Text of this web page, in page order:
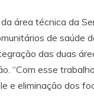
área técnica da
de saúde
das duas
“Com esse
e eliminação dos